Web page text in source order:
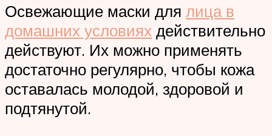
Освежающие маски для лица в
домашних условиях действительно
действуют. Их можно применять
достаточно регулярно, чтобы кожа
оставалась молодой, здоровой и
подтянутой.